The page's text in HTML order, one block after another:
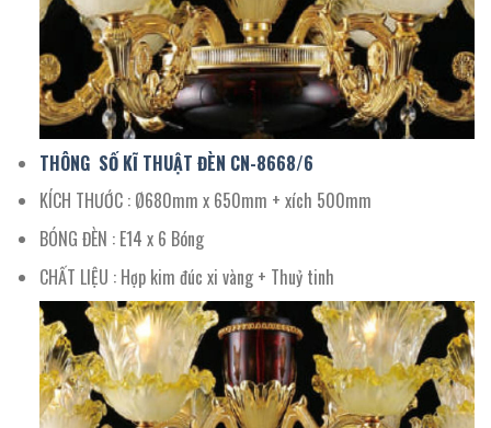
THÔNG SỐ KĨ THUẬT ĐÈN CN-8668/6
KÍCH THƯỚC : Ø680mm x 650mm + xích 500mm
BÓNG ĐÈN : E14 x 6 Bóng
CHẤT LIỆU : Hợp kim đúc xi vàng + Thuỷ tinh